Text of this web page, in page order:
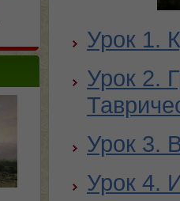
Урок 1.
Урок 2.
Урок 3.
Урок 4.